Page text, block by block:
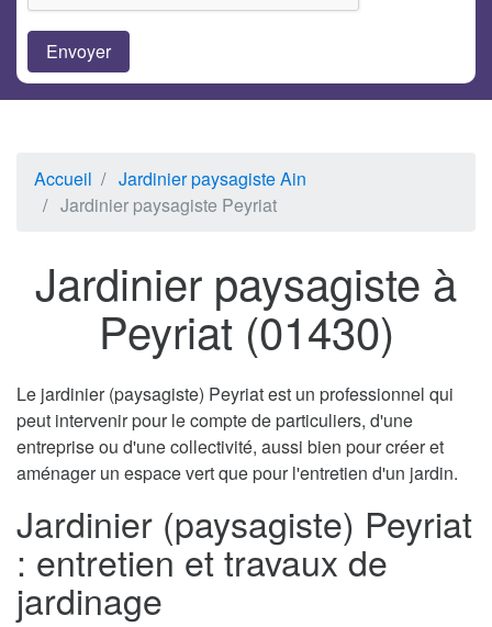
Accueil
Jardinier paysagiste Ain
Jardinier paysagiste Peyriat
Jardinier paysagiste à
Peyriat (01430)
Le jardinier (paysagiste) Peyriat est un professionnel qui
peut intervenir pour le compte de particuliers, d'une
entreprise ou d'une collectivité, aussi bien pour créer et
aménager un espace vert que pour l'entretien d'un jardin.
Jardinier (paysagiste) Peyriat
: entretien et travaux de
jardinage